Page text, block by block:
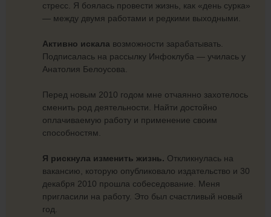
стресс. Я боялась провести жизнь, как «день сурка»
— между двумя работами и редкими выходными.
Активно искала возможности зарабатывать.
Подписалась на рассылку Инфоклуба — училась у
Анатолия Белоусова.
Перед новым 2010 годом мне отчаянно захотелось
сменить род деятельности. Найти достойно
оплачиваемую работу и применение своим
способностям.
Я рискнула изменить жизнь. Откликнулась на
вакансию, которую опубликовало издательство и 30
декабря 2010 прошла собеседование. Меня
пригласили на работу. Это был счастливый новый
год.